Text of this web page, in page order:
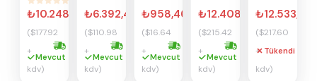
₺10.248,19
($177.92
+
kdv)
Hızlı kargo
Mevcut
₺6.392,45
($110.98
+
kdv)
Hızlı kargo
Mevcut
₺958,46
($16.64
+
kdv)
Hızlı kargo
Mevcut
₺12.408,19
($215.42
+
kdv)
Hızlı kargo
Mevcut
₺12.533,76
($217.60
+
kdv)
Tükendi
Gelince
Haber
Gelince
Haber
Gelince
Haber
Gelince
Haber
Gelince
Haber